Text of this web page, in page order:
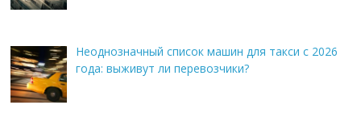
Неоднозначный список машин для такси с 2026
года: выживут ли перевозчики?